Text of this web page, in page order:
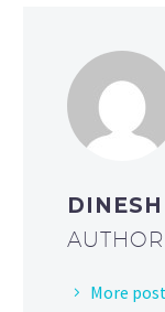
AUTHOR
More